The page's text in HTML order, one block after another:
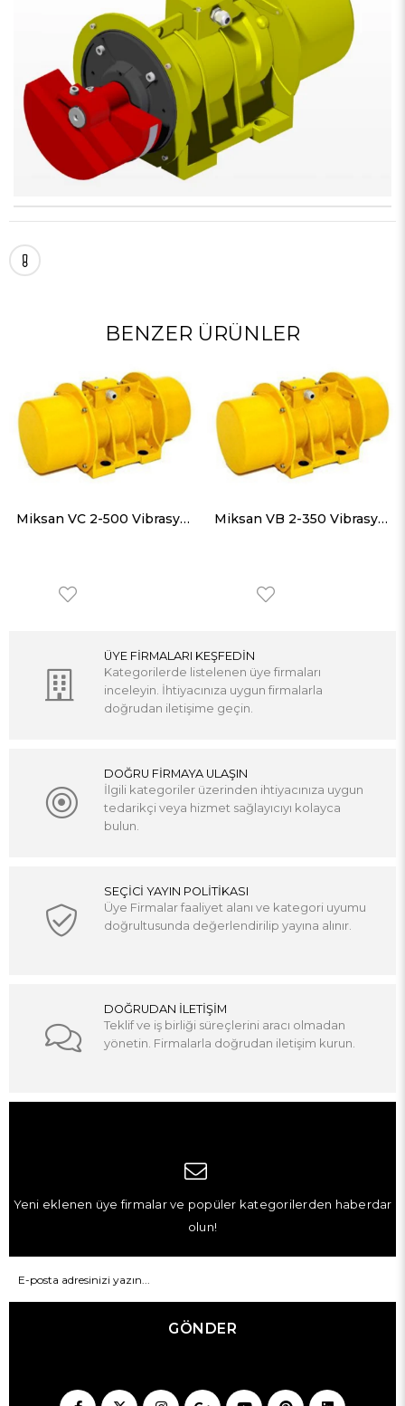
BENZER ÜRÜNLER
Miksan VC 2-500 Vibrasyon Motorları Trifaze (380V) 3000 Devir 500 Kg, 4905 N Miksan VB 2-350 Vibrasyon Motorları Trifaze (380V) 3000 Devir 340 Kg, 3335 N
ÜYE FİRMALARI KEŞFEDİN
Kategorilerde listelenen üye firmaları
inceleyin. İhtiyacınıza uygun firmalarla
doğrudan iletişime geçin.
DOĞRU FİRMAYA ULAŞIN
İlgili kategoriler üzerinden ihtiyacınıza uygun
tedarikçi veya hizmet sağlayıcıyı kolayca
bulun.
SEÇİCİ YAYIN POLİTİKASI
Üye Firmalar faaliyet alanı ve kategori uyumu
doğrultusunda değerlendirilip yayına alınır.
DOĞRUDAN İLETİŞİM
Teklif ve iş birliği süreçlerini aracı olmadan
yönetin. Firmalarla doğrudan iletişim kurun.
Yeni eklenen üye firmalar ve popüler kategorilerden haberdar
olun!
GÖNDER